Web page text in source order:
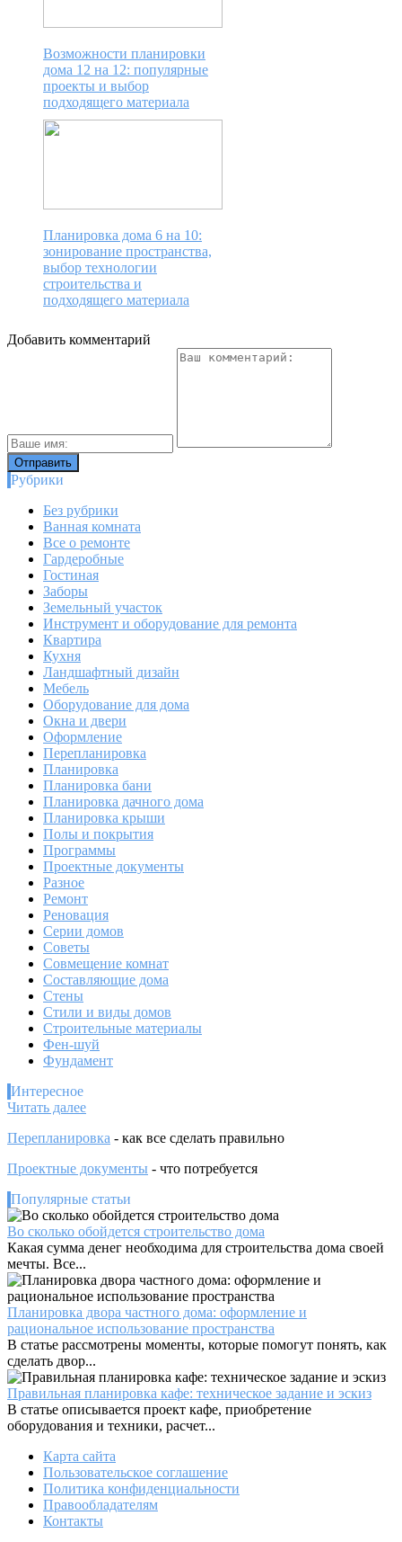
Возможности планировки
дома 12 на 12: популярные
проекты и выбор
подходящего материала
Планировка дома 6 на 10:
зонирование пространства,
выбор технологии
строительства и
подходящего материала
Добавить комментарий
Рубрики
Без рубрики
Ванная комната
Все о ремонте
Гардеробные
Гостиная
Заборы
Земельный участок
Инструмент и оборудование для ремонта
Квартира
Кухня
Ландшафтный дизайн
Мебель
Оборудование для дома
Окна и двери
Оформление
Перепланировка
Планировка
Планировка бани
Планировка дачного дома
Планировка крыши
Полы и покрытия
Программы
Проектные документы
Разное
Ремонт
Реновация
Серии домов
Советы
Совмещение комнат
Составляющие дома
Стены
Стили и виды домов
Строительные материалы
Фен-шуй
Фундамент
Интересное
Читать далее:
при
и
дома
6
на
8
мансардой:
выбор
материала,
примеры
типовых
проектов
Перепланировка - как все сделать правильно
Проектные документы - что потребуется
Популярные статьи
Во сколько обойдется строительство дома
Какая сумма денег необходима для строительства дома своей
мечты. Все...
Планировка двора частного дома: оформление и
рациональное использование пространства
В статье рассмотрены моменты, которые помогут понять, как
сделать двор...
Правильная планировка кафе: техническое задание и эскиз
В статье описывается проект кафе, приобретение
оборудования и техники, расчет...
Карта сайта
Пользовательское соглашение
Политика конфиденциальности
Правообладателям
Контакты